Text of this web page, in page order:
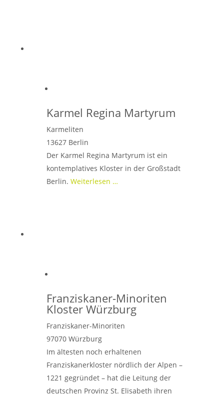
Karmel Regina Martyrum
Karmeliten
13627 Berlin
Der Karmel Regina Martyrum ist ein
kontemplatives Kloster in der Großstadt
Berlin.Weiterlesen …
Franziskaner-Minoriten
Kloster Würzburg
Franziskaner-Minoriten
97070 Würzburg
Im ältesten noch erhaltenen
Franziskanerkloster nördlich der Alpen –
1221 gegründet – hat die Leitung der
deutschen Provinz St. Elisabeth ihren